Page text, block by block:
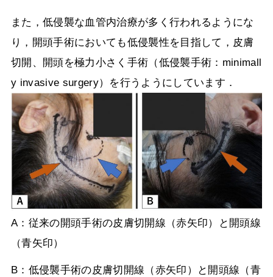
また，低侵襲な血管内治療が多く行われるようにな
り，開頭手術においても低侵襲性を目指して，皮膚
切開、開頭を極力小さく手術（低侵襲手術： minimall
y invasive surgery）を行うようにしています．
A：従来の開頭手術の皮膚切開線（赤矢印）と開頭線
（青矢印）
B：低侵襲手術の皮膚切開線（赤矢印）と開頭線（青